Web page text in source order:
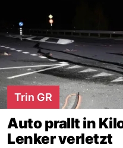
Trin GR
Auto prallt in
Lenker verletzt